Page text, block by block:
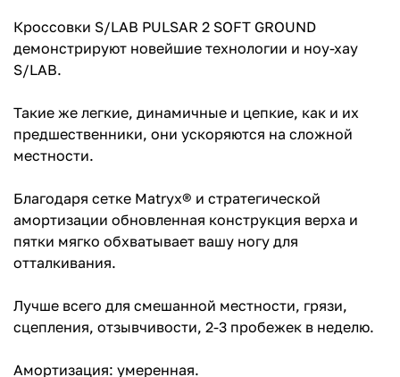
Кроссовки S/LAB PULSAR 2 SOFT GROUND
демонстрируют новейшие технологии и ноу-хау
S/LAB.
Такие же легкие, динамичные и цепкие, как и их
предшественники, они ускоряются на сложной
местности.
Благодаря сетке Matryx® и стратегической
амортизации обновленная конструкция верха и
пятки мягко обхватывает вашу ногу для
отталкивания.
Лучше всего для смешанной местности, грязи,
сцепления, отзывчивости, 2-3 пробежек в неделю.
Амортизация: умеренная.